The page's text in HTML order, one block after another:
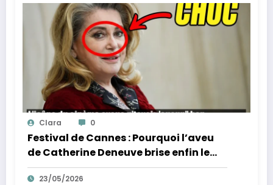
Clara 0
Festival de Cannes : Pourquoi l’aveu
de Catherine Deneuve brise enfin le
mythe de la Croisette
23/05/2026